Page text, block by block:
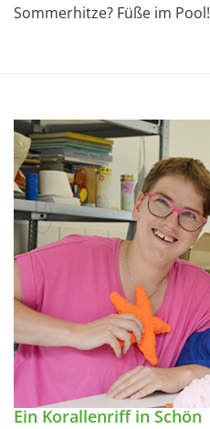
Sommerhitze? Füße im Pool!
Ein Korallenriff in Schön